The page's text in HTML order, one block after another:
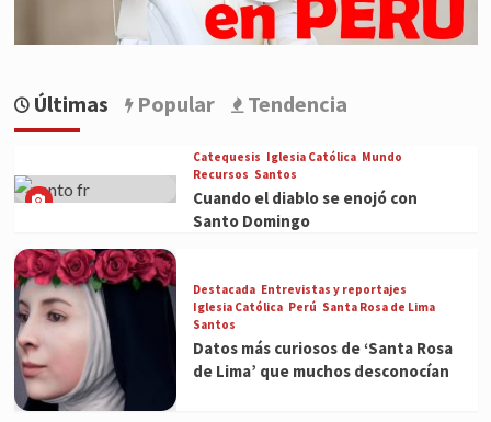
Últimas Popular Tendencia
Catequesis Iglesia Católica Mundo
Recursos Santos
Cuando el diablo se enojó con
Santo Domingo
Destacada Entrevistas y reportajes
Iglesia Católica Perú Santa Rosa de Lima
Santos
Datos más curiosos de ‘Santa Rosa
de Lima’ que muchos desconocían